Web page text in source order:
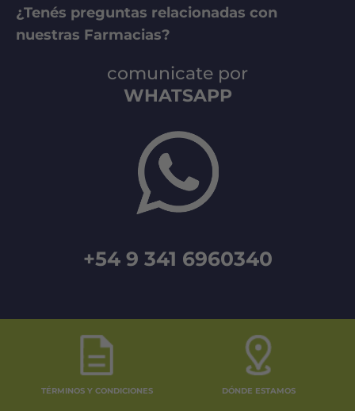
¿Tenés preguntas relacionadas con
nuestras Farmacias?
comunicate por
WHATSAPP
+54 9 341 6960340
TÉRMINOS Y CONDICIONES DÓNDE ESTAMOS